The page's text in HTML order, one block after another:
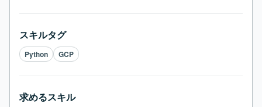
スキルタグ
Python GCP
求めるスキル